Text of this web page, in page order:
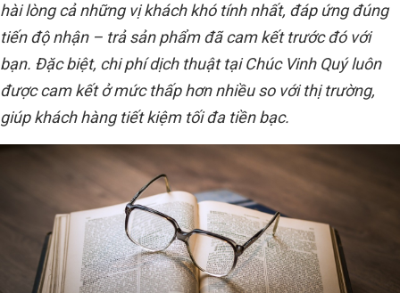
hài lòng cả những vị khách khó tính nhất, đáp ứng đúng
tiến độ nhận – trả sản phẩm đã cam kết trước đó với
bạn. Đặc biệt, chi phí dịch thuật tại Chúc Vinh Quý luôn
được cam kết ở mức thấp hơn nhiều so với thị trường,
giúp khách hàng tiết kiệm tối đa tiền bạc.